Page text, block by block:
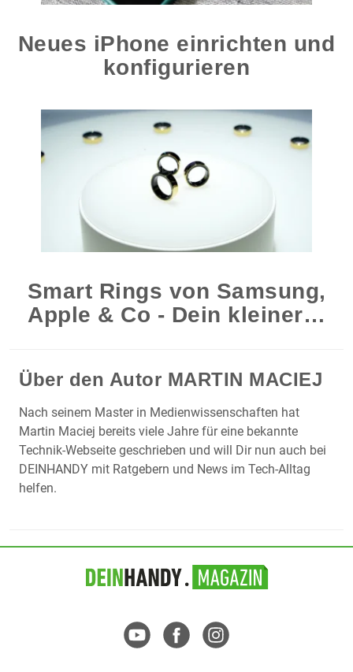
Neues iPhone einrichten und
konfigurieren
Smart Rings von Samsung,
Apple & Co - Dein kleiner…
Über den Autor MARTIN MACIEJ
Nach seinem Master in Medienwissenschaften hat
Martin Maciej bereits viele Jahre für eine bekannte
Technik-Webseite geschrieben und will Dir nun auch bei
DEINHANDY mit Ratgebern und News im Tech-Alltag
helfen.